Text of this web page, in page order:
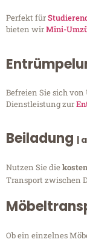
Perfekt für
bieten wirMini-
Befreien Sie sich
Dienstleistung zur
Beiladung |
Nutzen Sie die
Transport zwischen
Ob ein einzelnes